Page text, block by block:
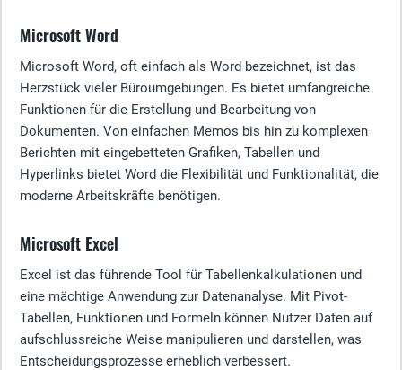
Microsoft Word
Microsoft Word, oft einfach als Word bezeichnet, ist das
Herzstück vieler Büroumgebungen. Es bietet umfangreiche
Funktionen für die Erstellung und Bearbeitung von
Dokumenten. Von einfachen Memos bis hin zu komplexen
Berichten mit eingebetteten Grafiken, Tabellen und
Hyperlinks bietet Word die Flexibilität und Funktionalität, die
moderne Arbeitskräfte benötigen.
Microsoft Excel
Excel ist das führende Tool für Tabellenkalkulationen und
eine mächtige Anwendung zur Datenanalyse. Mit Pivot-
Tabellen, Funktionen und Formeln können Nutzer Daten auf
aufschlussreiche Weise manipulieren und darstellen, was
Entscheidungsprozesse erheblich verbessert.